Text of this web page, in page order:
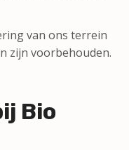
van ons terrein
zijn voorbehouden.
Bio